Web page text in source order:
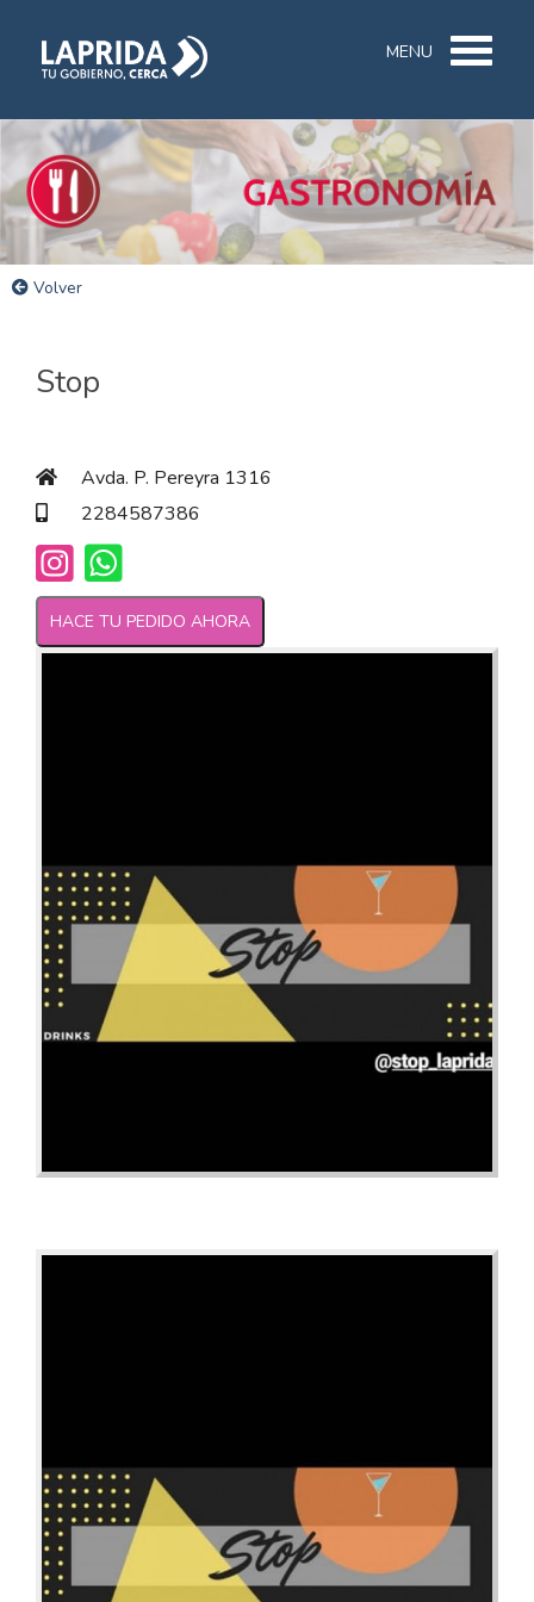
MENU
Volver
Stop
Avda. P. Pereyra 1316
2284587386
HACE TU PEDIDO AHORA